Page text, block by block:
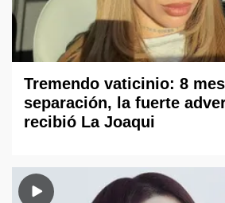
Tremendo vaticinio: 8
separación, la fuerte
recibió La Joaqui